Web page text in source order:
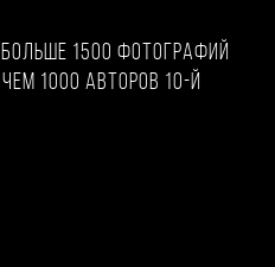
1500 фотографий
1000 авторов 10-й